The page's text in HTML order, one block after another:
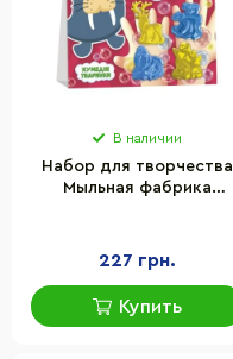
В наличии
Набор для творчества
Мыльная фабрика
227 грн.
Купить